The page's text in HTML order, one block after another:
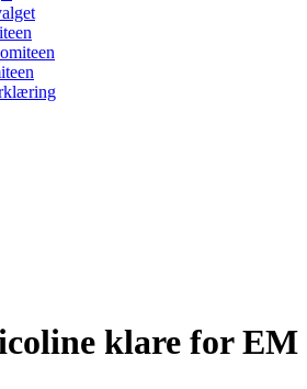
klare for EM